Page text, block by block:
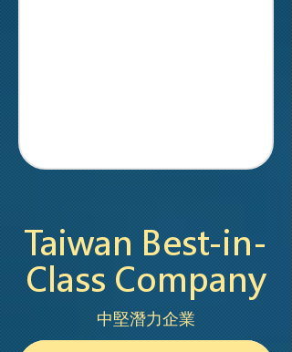
Taiwan Best-in-
Class Company
中堅潛力企業